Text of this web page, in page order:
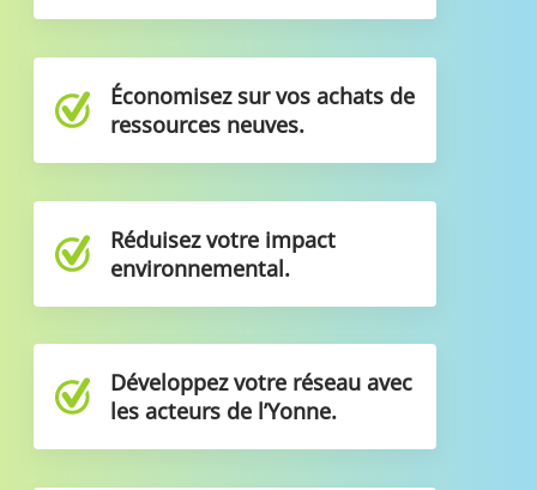
Économisez sur vos achats de
ressources neuves.
Réduisez votre impact
environnemental.
Développez votre réseau avec
les acteurs de l’Yonne.